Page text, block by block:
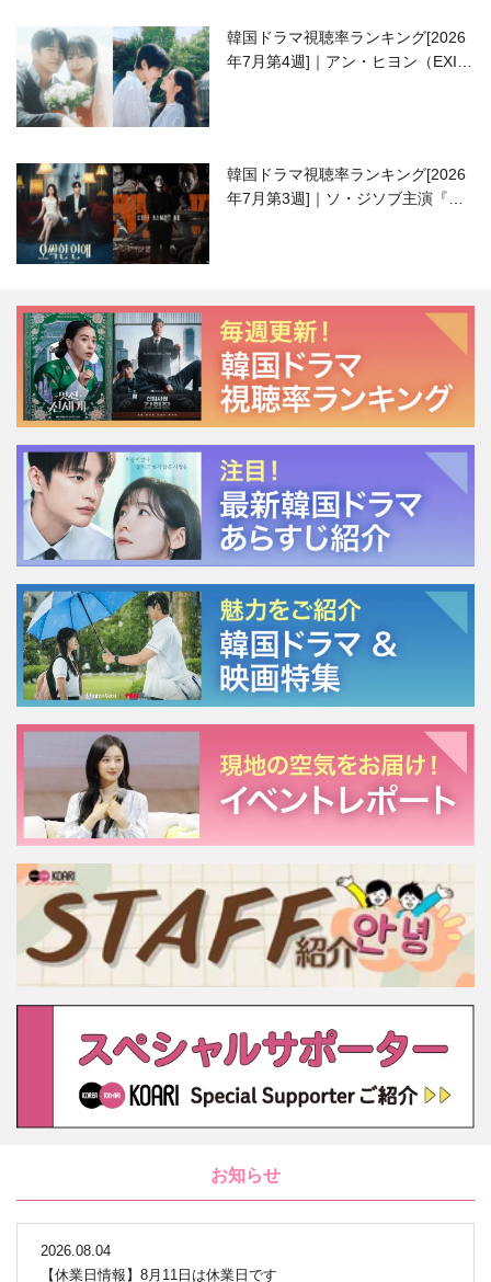
韓国ドラマ視聴率ランキング[2026
年7月第4週]｜アン・ヒヨン（EXID
韓国ドラマ視聴率ランキング[2026
年7月第3週]｜ソ・ジソブ主演『エ
お知らせ
2026.08.04
【休業日情報】8月11日は休業日です